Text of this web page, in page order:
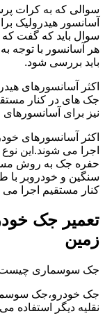
سوالی که به کرات
آسانسور هیدرولیک
سوال باید که گفت
هر آسانسور با
باید بررسی شود.
اکثر آسانسورهای
جک های در کنار
نیز برای
اکثر آسانسورهای
اجرا می شوند.این
حفره جک به روش
سنگین و خودروبر با
کنار مستقیم اجرا می
تعمیر جک
زمین
جک سوسماری
جک خودرو،جک
نقلیه دیگر استفاده